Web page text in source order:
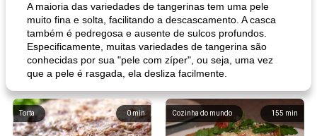
A maioria das variedades de tangerinas tem uma pele
muito fina e solta, facilitando a descascamento. A casca
também é pedregosa e ausente de sulcos profundos.
Especificamente, muitas variedades de tangerina são
conhecidas por sua "pele com zíper", ou seja, uma vez
que a pele é rasgada, ela desliza facilmente.
0min
Torta 155 min
Cozinha do mundo